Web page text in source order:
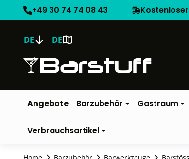
+49 30 74 74 08 43
DE DE
Angebote Barzubehör Gastraum
Verbrauchsartikel